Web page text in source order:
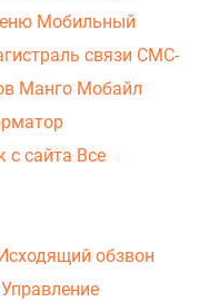
Мобильный
связи СМС-
Манго Мобайл
с сайта Все
обзвон
Управление